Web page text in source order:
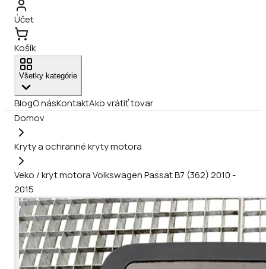
Účet
Košík
Všetky kategórie
BlogO násKontaktAko vrátiť tovar
Domov
Kryty a ochranné kryty motora
Veko / kryt motora Volkswagen Passat B7 (362) 2010 -
2015